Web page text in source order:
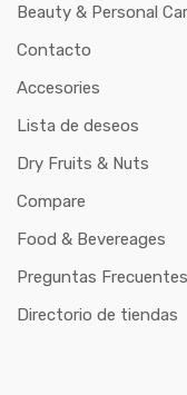
Beauty & Personal
Contacto
Accesories
Lista de deseos
Dry Fruits & Nuts
Compare
Food & Bevereages
Preguntas Frecuentes
Directorio de tiendas